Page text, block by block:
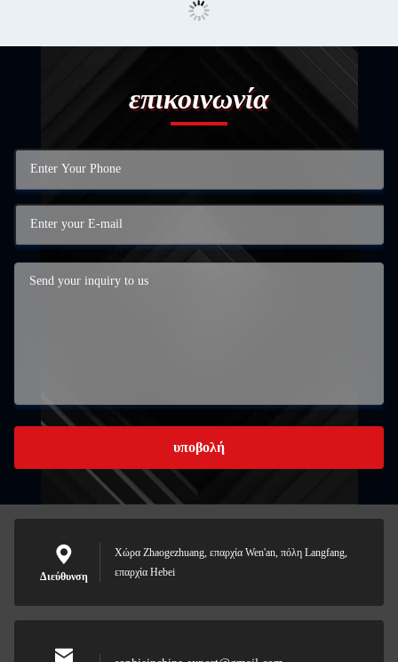
επικοινωνία
υποβολή
Διεύθυνση
Χώρα Zhaogezhuang, επαρχία Wen'an, πόλη Langfang,
επαρχία Hebei